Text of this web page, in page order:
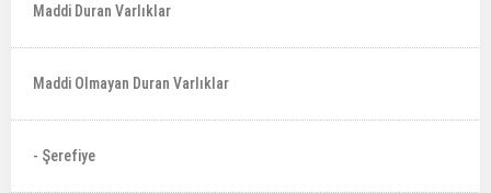
Maddi Duran Varlıklar
Maddi Olmayan Duran Varlıklar
- Şerefiye